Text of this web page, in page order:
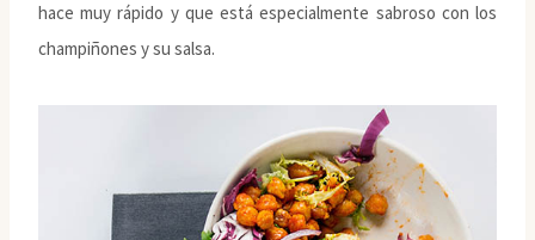
hace muy rápido y que está especialmente sabroso con los
champiñones y su salsa.